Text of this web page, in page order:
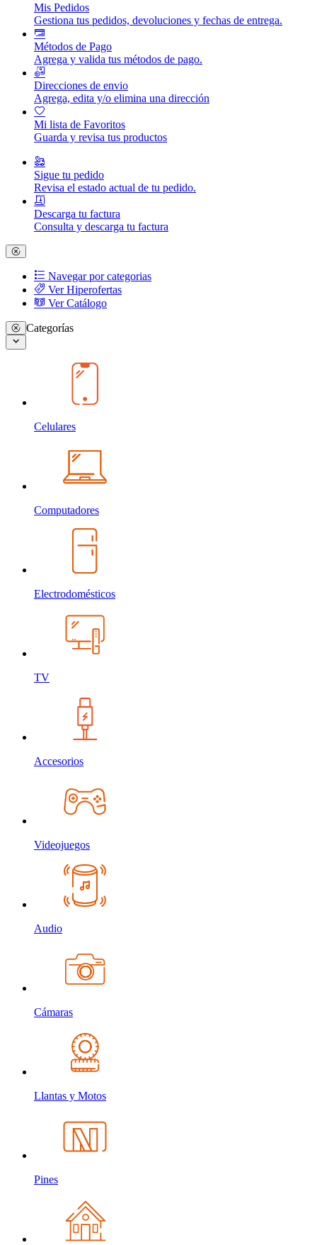
Mis Pedidos
Gestiona tus pedidos, devoluciones y fechas de entrega.
Métodos de Pago
Agrega y valida tus métodos de pago.
Direcciones de envio
Agrega, edita y/o elimina una dirección
Mi lista de Favoritos
Guarda y revisa tus productos
Sigue tu pedido
Revisa el estado actual de tu pedido.
Descarga tu factura
Consulta y descarga tu factura
Navegar por categorias
Ver Hiperofertas
Ver Catálogo
Categorías
Celulares
Computadores
Electrodomésticos
TV
Accesorios
Videojuegos
Audio
Cámaras
Llantas y Motos
Pines